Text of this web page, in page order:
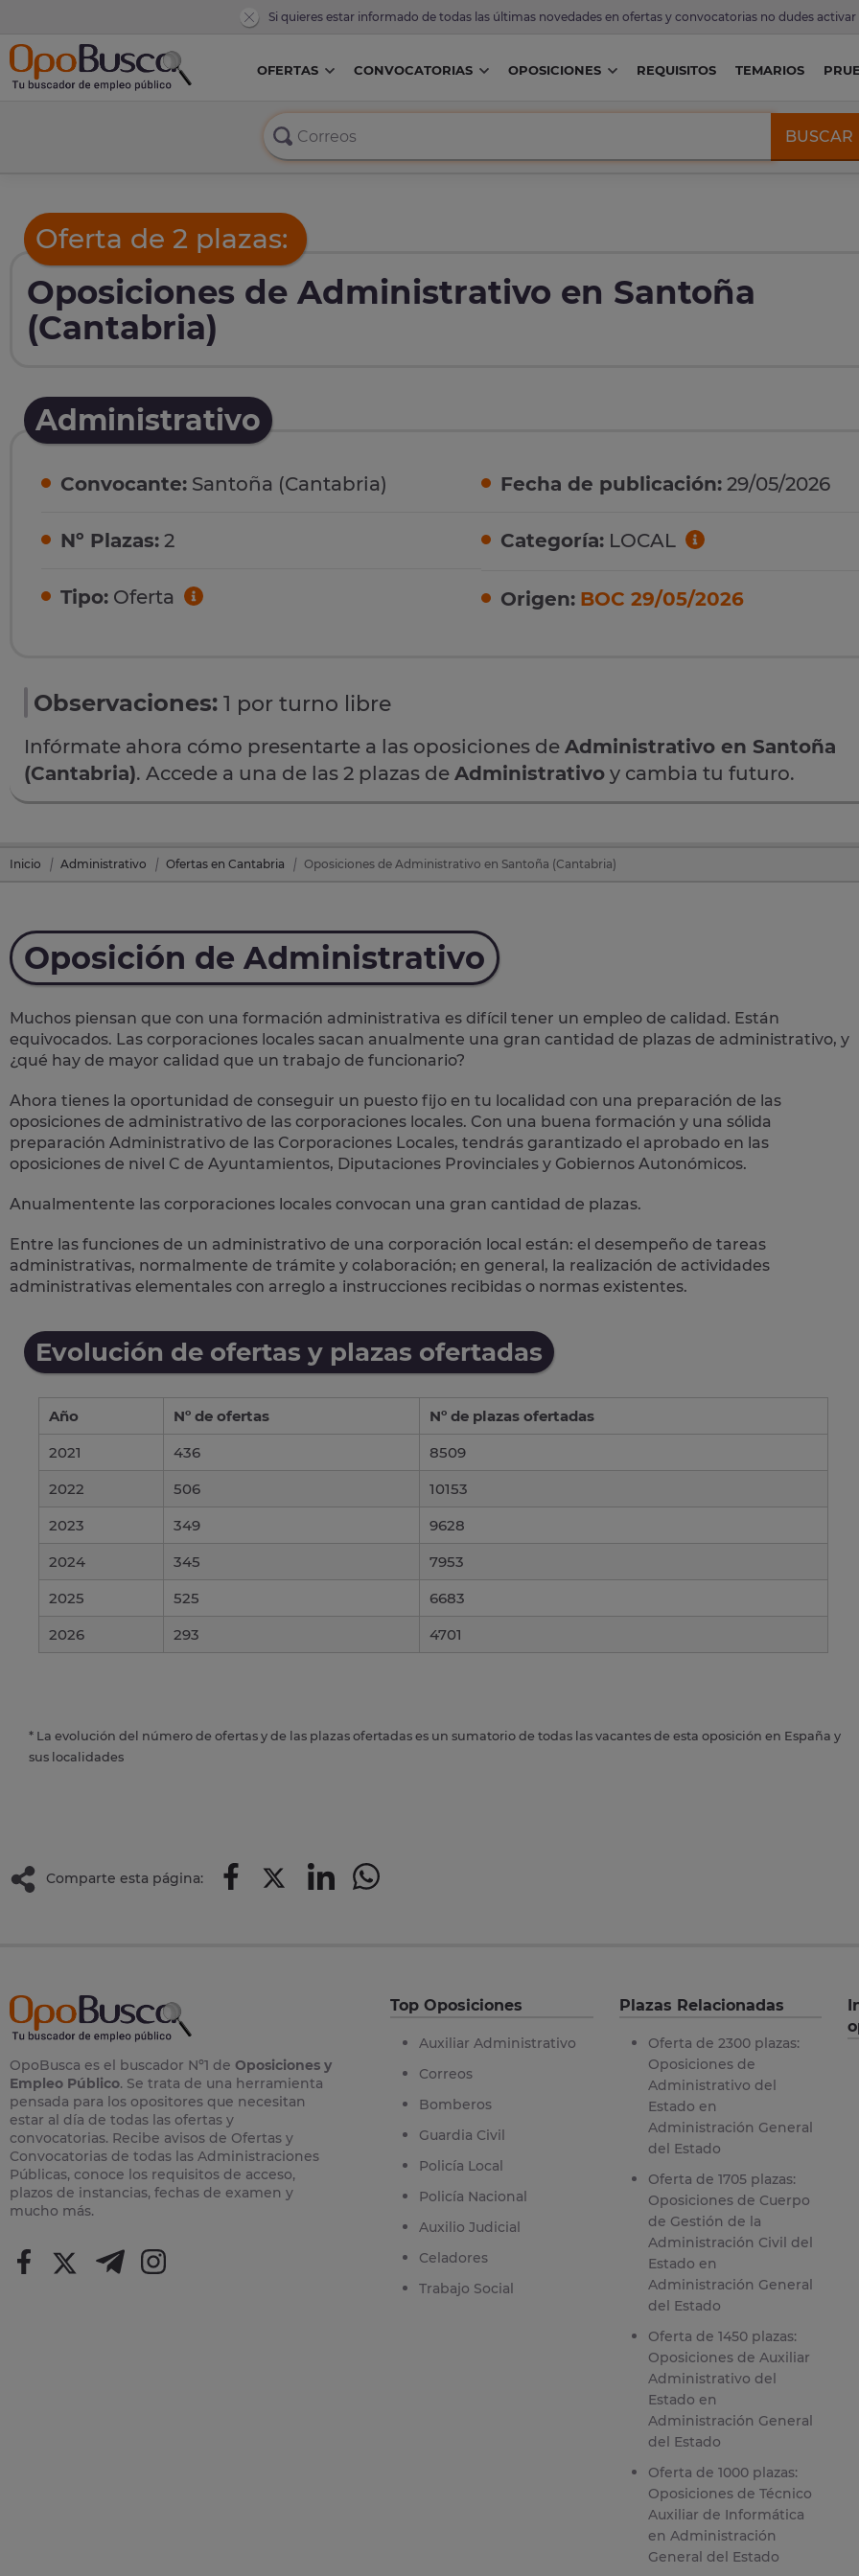
Si quieres estar informado de todas las últimas novedades en ofertas y convocatorias no dudes activar
OFERTAS CONVOCATORIAS OPOSICIONES REQUISITOS TEMARIOS
BUSCAR
Oferta de 2 plazas:
Oposiciones de Administrativo en Santoña
(Cantabria)
Administrativo
Convocante: Santoña (Cantabria)
Nº Plazas: 2
Tipo: Oferta
Fecha de publicación: 29/05/2026
Categoría: LOCAL
Origen: BOC 29/05/2026
Observaciones: 1 por turno libre
Infórmate ahora cómo presentarte a las oposiciones de Administrativo en Santoña
(Cantabria). Accede a una de las 2 plazas de Administrativo y cambia tu futuro.
Inicio Administrativo Ofertas en Cantabria Oposiciones de Administrativo en Santoña (Cantabria)
Oposición de Administrativo
Muchos piensan que con una formación administrativa es difícil tener un empleo de calidad. Están
equivocados. Las corporaciones locales sacan anualmente una gran cantidad de plazas de administrativo, y
¿qué hay de mayor calidad que un trabajo de funcionario?
Ahora tienes la oportunidad de conseguir un puesto fijo en tu localidad con una preparación de las
oposiciones de administrativo de las corporaciones locales. Con una buena formación y una sólida
preparación Administrativo de las Corporaciones Locales, tendrás garantizado el aprobado en las
oposiciones de nivel C de Ayuntamientos, Diputaciones Provinciales y Gobiernos Autonómicos.
Anualmentente las corporaciones locales convocan una gran cantidad de plazas.
Entre las funciones de un administrativo de una corporación local están: el desempeño de tareas
administrativas, normalmente de trámite y colaboración; en general, la realización de actividades
administrativas elementales con arreglo a instrucciones recibidas o normas existentes.
Evolución de ofertas y plazas ofertadas
Año Nº de ofertas
Nº de plazas ofertadas
2021
436
8509
2022
506
10153
2023
349
9628
2024
345
7953
2025
525
6683
2026
293 4701
* La evolución del número de ofertas y de las plazas ofertadas es un sumatorio de todas las vacantes de esta oposición en España y
sus localidades
Comparte esta página:
OpoBusca es el buscador Nº1 de Oposiciones y
Empleo Público. Se trata de una herramienta
pensada para los opositores que necesitan
estar al día de todas las ofertas y
convocatorias. Recibe avisos de Ofertas y
Convocatorias de todas las Administraciones
Públicas, conoce los requisitos de acceso,
plazos de instancias, fechas de examen y
mucho más.
Top Oposiciones
Auxiliar Administrativo
Correos
Bomberos
Guardia Civil
Policía Local
Policía Nacional
Auxilio Judicial
Celadores
Trabajo Social
Plazas Relacionadas
Oferta de 2300 plazas:
Oposiciones de
Administrativo del
Estado en
Administración General
del Estado
Oferta de 1705 plazas:
Oposiciones de Cuerpo
de Gestión de la
Administración Civil del
Estado en
Administración General
del Estado
Oferta de 1450 plazas:
Oposiciones de Auxiliar
Administrativo del
Estado en
Administración General
del Estado
Oferta de 1000 plazas:
Oposiciones de Técnico
Auxiliar de Informática
en Administración
General del Estado